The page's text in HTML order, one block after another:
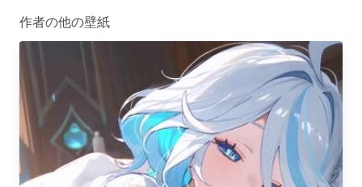
作者の他の壁紙